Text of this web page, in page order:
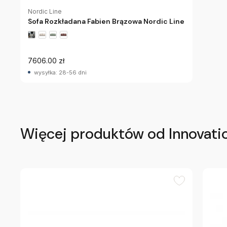
Nordic Line
Sofa Rozkładana Fabien Brązowa Nordic Line
7606.00 zł
wysyłka: 28-56 dni
Więcej produktów od